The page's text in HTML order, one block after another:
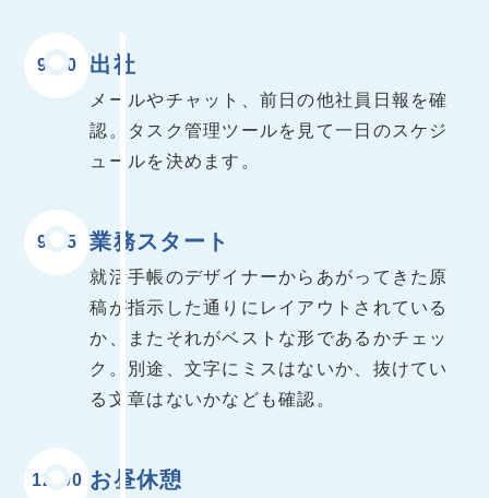
9:30 出社
メールやチャット、前日の他社員日報を確
認。タスク管理ツールを見て一日のスケジ
ュールを決めます。
9:45 業務スタート
就活手帳のデザイナーからあがってきた原
稿が指示した通りにレイアウトされている
か、またそれがベストな形であるかチェッ
ク。別途、文字にミスはないか、抜けてい
る文章はないかなども確認。
12:00 お昼休憩